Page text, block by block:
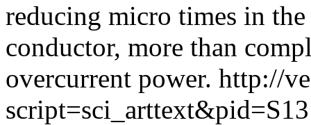
reducing micro times in
conductor, more than
overcurrent power. http://